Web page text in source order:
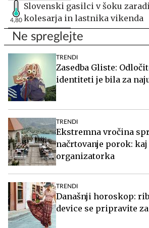
4,80
Slovenski gasilci v šoku
kolesarja in lastnika vikenda
Ne spreglejte
TRENDI
Zasedba Gliste:
identiteti je bila za
TRENDI
Ekstremna vročina
načrtovanje porok: kaj
organizatorka
TRENDI
Današnji horoskop:
device se pripravite